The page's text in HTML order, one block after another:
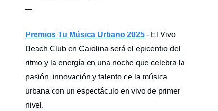
—
Premios Tu Música Urbano 2025 - El Vivo
Beach Club en Carolina será el epicentro del
ritmo y la energía en una noche que celebra la
pasión, innovación y talento de la música
urbana con un espectáculo en vivo de primer
nivel.